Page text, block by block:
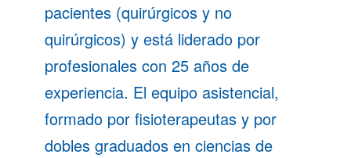
pacientes (quirúrgicos y no
quirúrgicos) y está liderado por
profesionales con 25 años de
experiencia. El equipo asistencial,
formado por fisioterapeutas y por
dobles graduados en ciencias de